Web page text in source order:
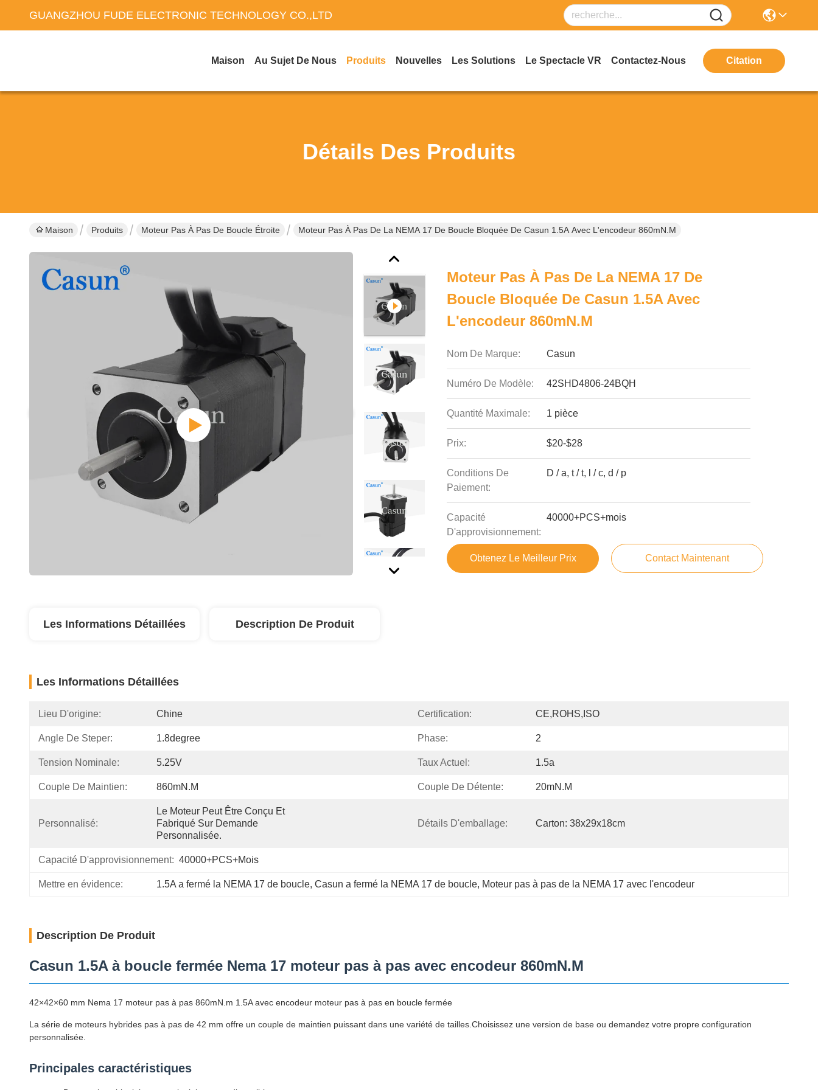
GUANGZHOU FUDE ELECTRONIC TECHNOLOGY CO.,LTD
Maison Au Sujet De Nous Produits Nouvelles Les Solutions Le Spectacle VR Contactez-Nous Citation
Détails Des Produits
Maison Produits Moteur Pas À Pas De Boucle Étroite Moteur Pas À Pas De La NEMA 17 De Boucle Bloquée De Casun 1.5A Avec L'encodeur 860mN.M
Moteur Pas À Pas De La NEMA 17 De
Boucle Bloquée De Casun 1.5A Avec
L'encodeur 860mN.M
Nom De Marque: Casun
Numéro De Modèle: 42SHD4806-24BQH
Quantité Maximale: 1 pièce
Prix: $20-$28
Conditions De
Paiement:
D / a, t / t, l / c, d / p
Capacité
D'approvisionnement:
40000+PCS+mois
Obtenez Le Meilleur Prix Contact Maintenant
Les Informations Détaillées Description De Produit
Les Informations Détaillées
Lieu D'origine: Chine Certification: CE,ROHS,ISO
Angle De Steper: 1.8degree Phase: 2
Tension Nominale: 5.25V Taux Actuel: 1.5a
Couple De Maintien: 860mN.m Couple De Détente: 20mN.m
Personnalisé:
Le Moteur Peut Être Conçu Et
Fabriqué Sur Demande
Personnalisée.
Détails D'emballage: Carton: 38x29x18cm
Capacité D'approvisionnement: 40000+PCS+mois
Mettre en évidence: 1.5A a fermé la NEMA 17 de boucle, Casun a fermé la NEMA 17 de boucle, Moteur pas à pas de la NEMA 17 avec l'encodeur
Description De Produit
Casun 1.5A à boucle fermée Nema 17 moteur pas à pas avec encodeur 860mN.M
42×42×60 mm Nema 17 moteur pas à pas 860mN.m 1.5A avec encodeur moteur pas à pas en boucle fermée
La série de moteurs hybrides pas à pas de 42 mm offre un couple de maintien puissant dans une variété de tailles.Choisissez une version de base ou demandez votre propre configuration
personnalisée.
Principales caractéristiques